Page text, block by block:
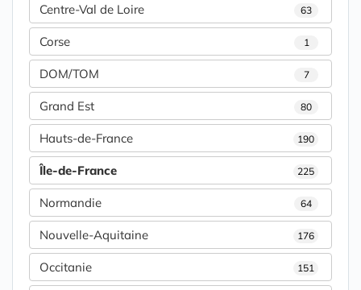
Centre-Val de Loire 63
Corse 1
DOM/TOM 7
Grand Est 80
Hauts-de-France 190
Île-de-France 225
Normandie 64
Nouvelle-Aquitaine 176
Occitanie 151